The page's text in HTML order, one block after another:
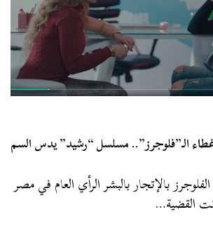
الـ”فلوجرز”.. مسلسل “رشيد” يدس السم
بالإتجار بالبشر الرأي العام في مصر
القضية…